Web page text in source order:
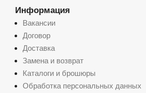
Информация
Вакансии
Договор
Доставка
Замена и возврат
Каталоги и брошюры
Обработка персональных данных